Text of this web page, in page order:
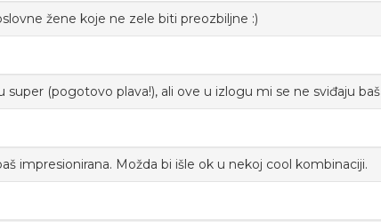
žene koje ne zele biti preozbiljne :)
super (pogotovo plava!), ali ove u izlogu mi se ne sviđaju baš
impresionirana. Možda bi išle ok u nekoj cool kombinaciji.